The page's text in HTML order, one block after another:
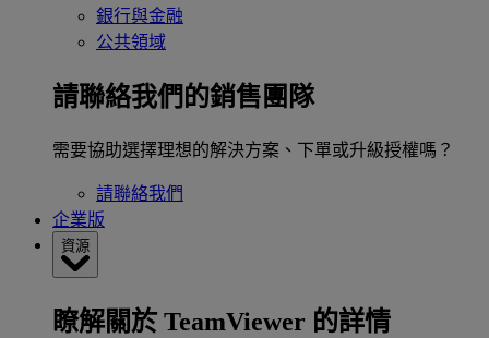
銀行與金融
公共領域
請聯絡我們的銷售團隊
需要協助選擇理想的解決方案、下單或升級授權嗎？
請聯絡我們
企業版
資源
瞭解關於 TeamViewer 的詳情